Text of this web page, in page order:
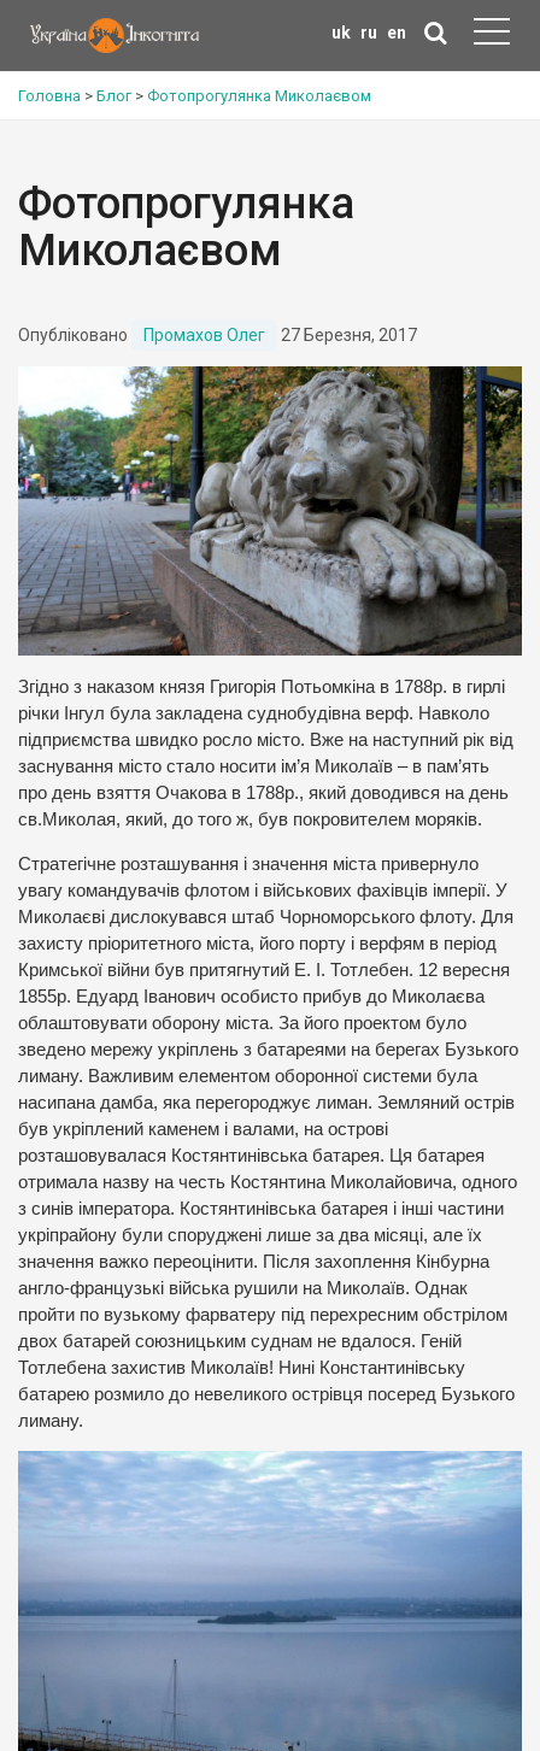
uk ru en
Головна > Блог> Фотопрогулянка Миколаєвом
Фотопрогулянка
Миколаєвом
Опубліковано Промахов Олег 27 Березня, 2017
Згідно з наказом князя Григорія Потьомкіна в 1788р. в гирлі
річки Інгул була закладена суднобудівна верф. Навколо
підприємства швидко росло місто. Вже на наступний рік від
заснування місто стало носити ім’я Миколаїв – в пам’ять
про день взяття Очакова в 1788р., який доводився на день
св.Миколая, який, до того ж, був покровителем моряків.
Стратегічне розташування і значення міста привернуло
увагу командувачів флотом і військових фахівців імперії. У
Миколаєві дислокувався штаб Чорноморського флоту. Для
захисту пріоритетного міста, його порту і верфям в період
Кримської війни був притягнутий Е. І. Тотлебен. 12 вересня
1855р. Едуард Іванович особисто прибув до Миколаєва
облаштовувати оборону міста. За його проектом було
зведено мережу укріплень з батареями на берегах Бузького
лиману. Важливим елементом оборонної системи була
насипана дамба, яка перегороджує лиман. Земляний острів
був укріплений каменем і валами, на острові
розташовувалася Костянтинівська батарея. Ця батарея
отримала назву на честь Костянтина Миколайовича, одного
з синів імператора. Костянтинівська батарея і інші частини
укріпрайону були споруджені лише за два місяці, але їх
значення важко переоцінити. Після захоплення Кінбурна
англо-французькі війська рушили на Миколаїв. Однак
пройти по вузькому фарватеру під перехресним обстрілом
двох батарей союзницьким суднам не вдалося. Геній
Тотлебена захистив Миколаїв! Нині Константинівську
батарею розмило до невеликого острівця посеред Бузького
лиману.